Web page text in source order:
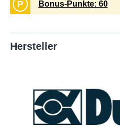
P Bonus-Punkte: 60
Hersteller